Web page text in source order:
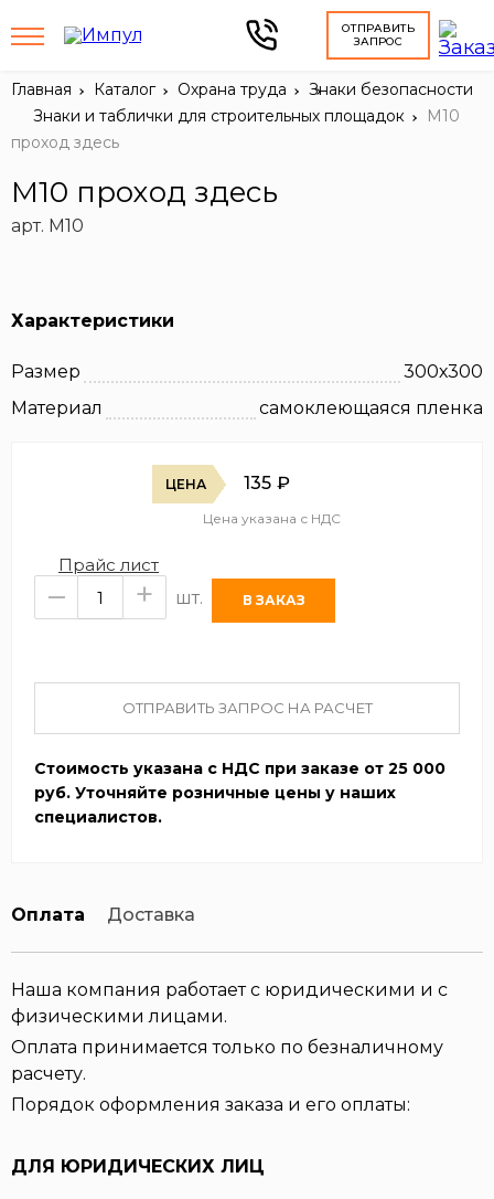
ОТПРАВИТЬ
ЗАПРОС
Главная Каталог Охрана труда
Знаки безопасности
Знаки и таблички для строительных площадок
М10
проход здесь
М10 проход здесь
арт. М10
Характеристики
Размер
300х300
Материал
самоклеющаяся пленка
ЦЕНА 135 ₽
Цена указана с НДС
Прайс лист
– + шт.
ОТПРАВИТЬ ЗАПРОС НА РАСЧЕТ
Стоимость указана с НДС при заказе от 25 000
руб. Уточняйте розничные цены у наших
специалистов.
Оплата Доставка
Наша компания работает с юридическими и с
физическими лицами.
Оплата принимается только по безналичному
расчету.
Порядок оформления заказа и его оплаты:
ДЛЯ ЮРИДИЧЕСКИХ ЛИЦ